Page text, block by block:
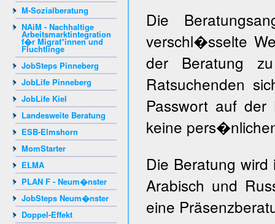
M-Sozialberatung
NAiM - Nachhaltige
Arbeitsmarktintegration
f�r Migrat*innen und
Fluchtlinge
JobSteps Pinneberg
JobLife Pinneberg
JobLife Kiel
Landesweite Beratung
ESB-Elmshorn
MomStarter
ELMA
PLAN F - Neum�nster
JobSteps Neum�nster
Doppel-Effekt
Die
verschl�sselte
der Beratung
Ratsuchenden
Passwort auf der
keine
Die Beratung
Arabisch und
eine